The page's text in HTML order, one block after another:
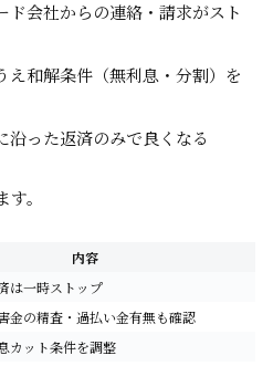
ド会社からの連絡・請求がスト
え和解条件（無利息・分割）を
沿った返済のみで良くなる
。
内容
は一時ストップ
金の精査・過払い金有無も確認
カット条件を調整